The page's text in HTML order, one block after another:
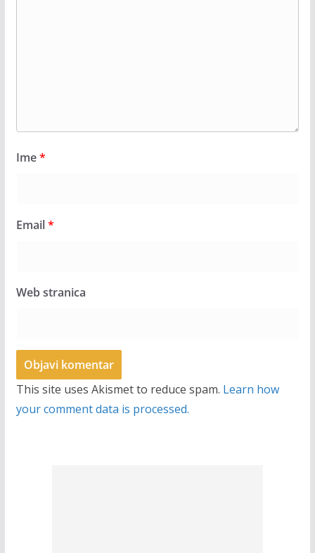
Ime*
Email*
Web stranica
This site uses Akismet to reduce spam. Learn how
your comment data is processed.